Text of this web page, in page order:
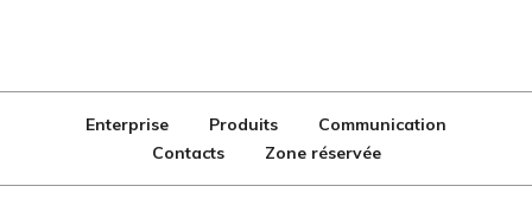
Enterprise Produits
Communication
Contacts
Zone réservée